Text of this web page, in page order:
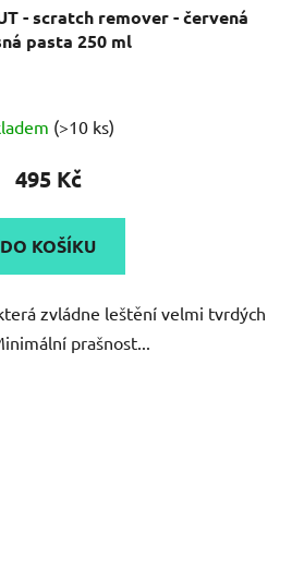
- scratch remover - červená
pasta 250 ml
hodnocení
produktu
5,0
z
hvězdiček.
(>10 ks)
495 Kč
DO KOŠÍKU
zvládne leštění velmi tvrdých
prašnost...